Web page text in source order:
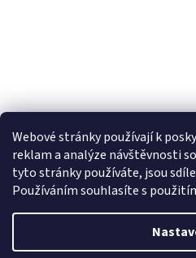
Webové stránky používají k
reklam a analýze návštěvnosti
tyto stránky používáte, jsou
Používáním souhlasíte s